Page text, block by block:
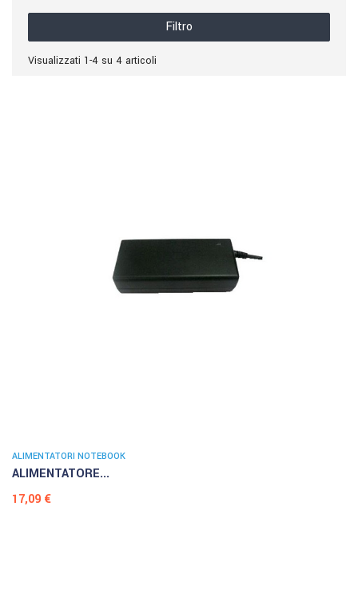
Filtro
Visualizzati 1-4 su 4 articoli
ALIMENTATORI NOTEBOOK
ALIMENTATORE...
Prezzo
17,09 €